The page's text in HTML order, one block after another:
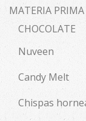
MATERIA PRIMA
CHOCOLATE
Nuveen
Candy Melt
Chispas